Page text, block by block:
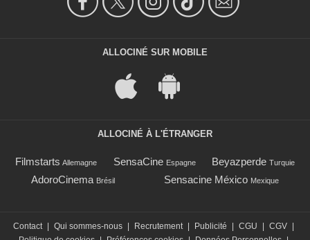
ALLOCINÉ SUR MOBILE
ALLOCINÉ À L'ÉTRANGER
Filmstarts Allemagne SensaCine Espagne Beyazperde Turquie
AdoroCinema Brésil Sensacine México Mexique
Contact Qui sommes-nous Recrutement Publicité CGU CGV